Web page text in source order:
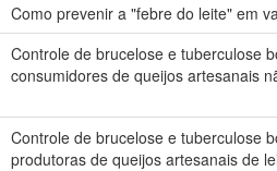
Como prevenir a "febre do leite" em
Controle de brucelose e tuberculose
consumidores de queijos artesanais
Controle de brucelose e tuberculose
produtoras de queijos artesanais de